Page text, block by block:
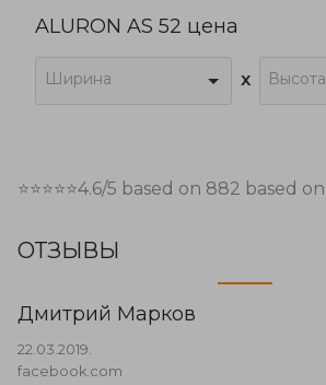
ALURON AS 52 цена
Ширина x Высота
⭐⭐⭐⭐⭐4.6/5 based on 882 based on
ОТЗЫВЫ
Дмитрий Марков
22.03.2019.
facebook.com